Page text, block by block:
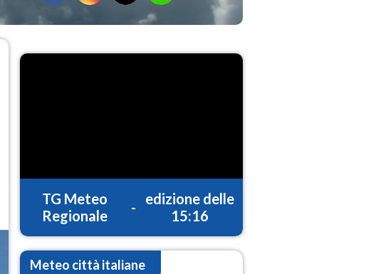
TG Meteo
Regionale
-
edizione delle
15:16
Meteo città italiane